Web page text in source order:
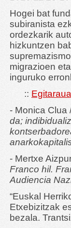
Hogei bat
subiranista
ordezkarik
hizkuntzen
migrazioen
inguruko
:: Egitaraua
- Monica Clua
da;
- Mertxe
Franco hil.
Audiencia
“Euskal
Etxebizitzak
bezala.